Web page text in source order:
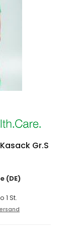
Gr.S
(DE)
1 St.